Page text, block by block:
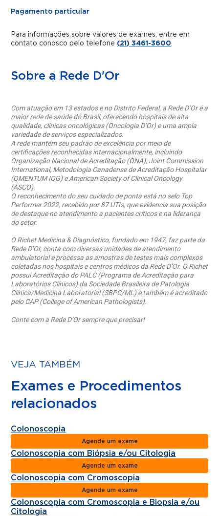
Pagamento particular
Para informações sobre valores de exames, entre em
contato conosco pelo telefone (21) 3461-3600.
Sobre a Rede D'Or
Com atuação em 13 estados e no Distrito Federal, a Rede D’Or é a
maior rede de saúde do Brasil, oferecendo hospitais de alta
qualidade, clínicas oncológicas (Oncologia D’Or) e uma ampla
variedade de serviços especializados.
A rede mantém seu padrão de excelência por meio de
certificações reconhecidas internacionalmente, incluindo
Organização Nacional de Acreditação (ONA), Joint Commission
International, Metodologia Canadense de Acreditação Hospitalar
(QMENTUM IQG) e American Society of Clinical Oncology
(ASCO).
O reconhecimento do seu cuidado de ponta está no selo Top
Performer 2022, recebido por 87 UTIs, que evidencia sua posição
de destaque no atendimento a pacientes críticos e na liderança
do setor.
O Richet Medicina & Diagnóstico, fundado em 1947, faz parte da
Rede D’Or, conta com diversas unidades de atendimento
ambulatorial e processa as amostras de testes mais complexos
coletadas nos hospitais e centros médicos da Rede D’Or. O Richet
possui Acreditação do PALC (Programa de Acreditação para
Laboratórios Clínicos) da Sociedade Brasileira de Patologia
Clínica/Medicina Laboratorial (SBPC/ML) e também é acreditado
pelo CAP (College of American Pathologists).
Conte com a Rede D’Or sempre que precisar!
VEJA TAMBÉM
Exames e Procedimentos
relacionados
Colonoscopia
Agende um exame
Colonoscopia com Biópsia e/ou Citologia
Agende um exame
Colonoscopia com Cromoscopia
Agende um exame
Colonoscopia com Cromoscopia e Biopsia e/ou
Citologia